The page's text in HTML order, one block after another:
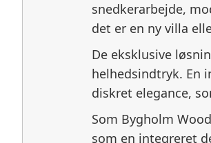
snedkerarbejde,
det er en ny villa
De eksklusive
helhedsindtryk. En
diskret elegance,
Som Bygholm
som en integreret